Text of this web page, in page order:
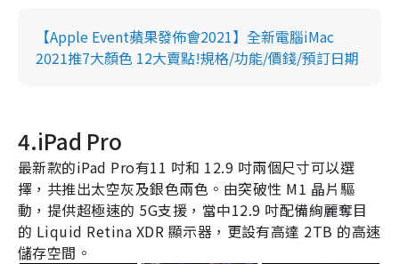
【Apple Event蘋果發佈會2021】全新電腦iMac
2021推7大顏色 12大賣點!規格/功能/價錢/預訂日期
4.iPad Pro
最新款的iPad Pro有11 吋和 12.9 吋兩個尺寸可以選
擇，共推出太空灰及銀色兩色。由突破性 M1 晶片驅
動，提供超極速的 5G支援，當中12.9 吋配備絢麗奪目
的 Liquid Retina XDR 顯示器，更設有高達 2TB 的高速
儲存空間。